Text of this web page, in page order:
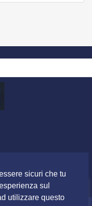
sicuri che tu
sul
utilizzare questo